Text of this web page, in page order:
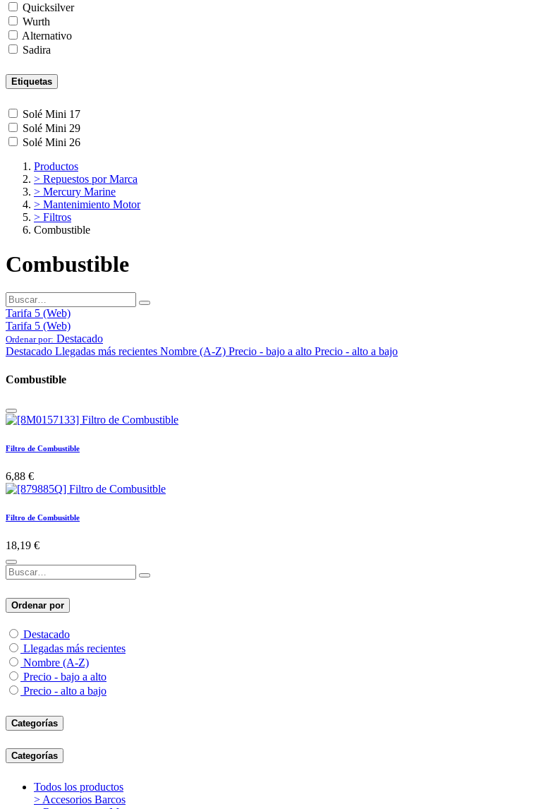
Quicksilver
Wurth
Alternativo
Sadira
Etiquetas
Solé Mini 17
Solé Mini 29
Solé Mini 26
Productos
> Repuestos por Marca
> Mercury Marine
> Mantenimiento Motor
> Filtros
Combustible
Combustible
Tarifa 5 (Web)
Tarifa 5 (Web)
Ordenar por: Destacado
Destacado Llegadas más recientes Nombre (A-Z) Precio - bajo a alto Precio - alto a bajo
Combustible
Filtro de Combustible
6,88 €
Filtro de Combusitble
18,19 €
Ordenar por
Destacado
Llegadas más recientes
Nombre (A-Z)
Precio - bajo a alto
Precio - alto a bajo
Categorías
Categorías
Todos los productos
> Accesorios Barcos